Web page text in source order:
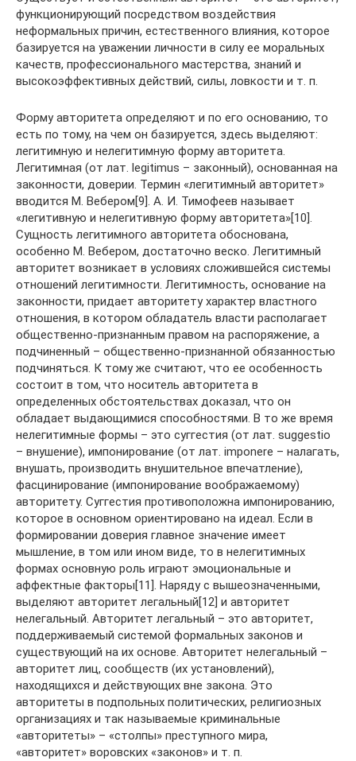
функционирующий посредством воздействия
неформальных причин, естественного влияния, которое
базируется на уважении личности в силу ее моральных
качеств, профессионального мастерства, знаний и
высокоэффективных действий, силы, ловкости и т. п.
Форму авторитета определяют и по его основанию, то
есть по тому, на чем он базируется, здесь выделяют:
легитимную и нелегитимную форму авторитета.
Легитимная (от лат. legitimus – законный), основанная на
законности, доверии. Термин «легитимный авторитет»
вводится М. Вебером[9]. А. И. Тимофеев называет
«легитивную и нелегитивную форму авторитета»[10].
Сущность легитимного авторитета обоснована,
особенно М. Вебером, достаточно веско. Легитимный
авторитет возникает в условиях сложившейся системы
отношений легитимности. Легитимность, основание на
законности, придает авторитету характер властного
отношения, в котором обладатель власти располагает
общественно-признанным правом на распоряжение, а
подчиненный – общественно-признанной обязанностью
подчиняться. К тому же считают, что ее особенность
состоит в том, что носитель авторитета в
определенных обстоятельствах доказал, что он
обладает выдающимися способностями. В то же время
нелегитимные формы – это суггестия (от лат. suggestio
– внушение), импонирование (от лат. imponere – налагать,
внушать, производить внушительное впечатление),
фасцинирование (импонирование воображаемому)
авторитету. Суггестия противоположна импонированию,
которое в основном ориентировано на идеал. Если в
формировании доверия главное значение имеет
мышление, в том или ином виде, то в нелегитимных
формах основную роль играют эмоциональные и
аффектные факторы[11]. Наряду с вышеозначенными,
выделяют авторитет легальный[12] и авторитет
нелегальный. Авторитет легальный – это авторитет,
поддерживаемый системой формальных законов и
существующий на их основе. Авторитет нелегальный –
авторитет лиц, сообществ (их установлений),
находящихся и действующих вне закона. Это
авторитеты в подпольных политических, религиозных
организациях и так называемые криминальные
«авторитеты» – «столпы» преступного мира,
«авторитет» воровских «законов» и т. п.